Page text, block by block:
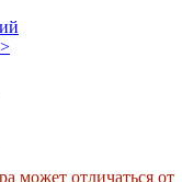
может отличаться от